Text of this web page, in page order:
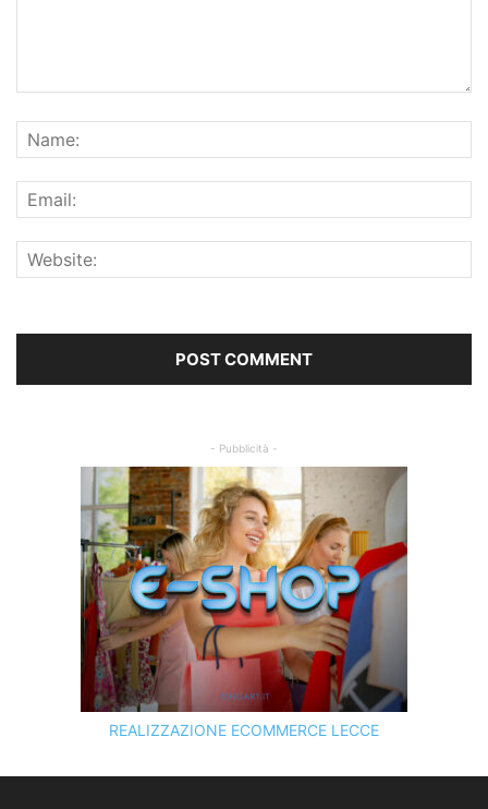
- Pubblicità -
REALIZZAZIONE ECOMMERCE LECCE
SCOPRI I SERVIZI DIKINGART.IT